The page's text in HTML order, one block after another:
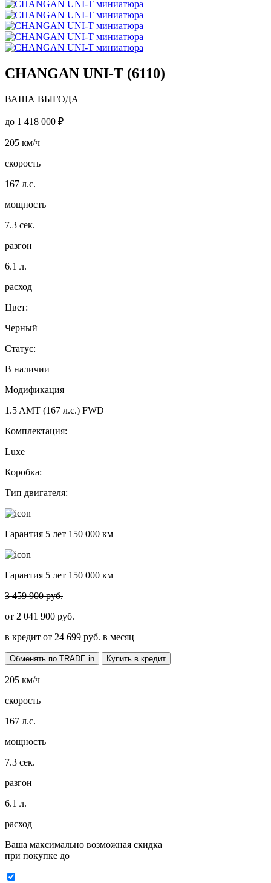
CHANGAN UNI-T (6110)
ВАША ВЫГОДА
до 1 418 000 ₽
205 км/ч
скорость
167 л.с.
мощность
7.3 сек.
разгон
6.1 л.
расход
Цвет:
Черный
Статус:
В наличии
Модификация
1.5 AMT (167 л.с.) FWD
Комплектация:
Luxe
Коробка:
Тип двигателя:
Гарантия 5 лет 150 000 км
Гарантия 5 лет 150 000 км
3 459 900 руб.
от 2 041 900 руб.
в кредит от 24 699 руб. в месяц
Обменять по TRADE in Купить в кредит
205 км/ч
скорость
167 л.с.
мощность
7.3 сек.
разгон
6.1 л.
расход
Ваша максимально возможная скидка
при покупке до